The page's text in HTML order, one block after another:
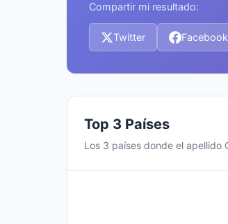
Compartir mi resultado:
Twitter Facebook
Top 3 Países
Los 3 países donde el apellido